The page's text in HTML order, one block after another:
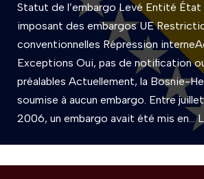
Statut de l’embargo Levé Entité
imposant des embargos UE
conventionnelles Répression
Exceptions Oui, pas de notification
préalables Actuellement, la Bosnie-
soumise à aucun embargo. Entre
2006, un embargo avait été mis en…